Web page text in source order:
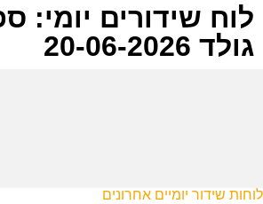
גולד 20-06-2026
לוחות שידור יומיים אחרונים